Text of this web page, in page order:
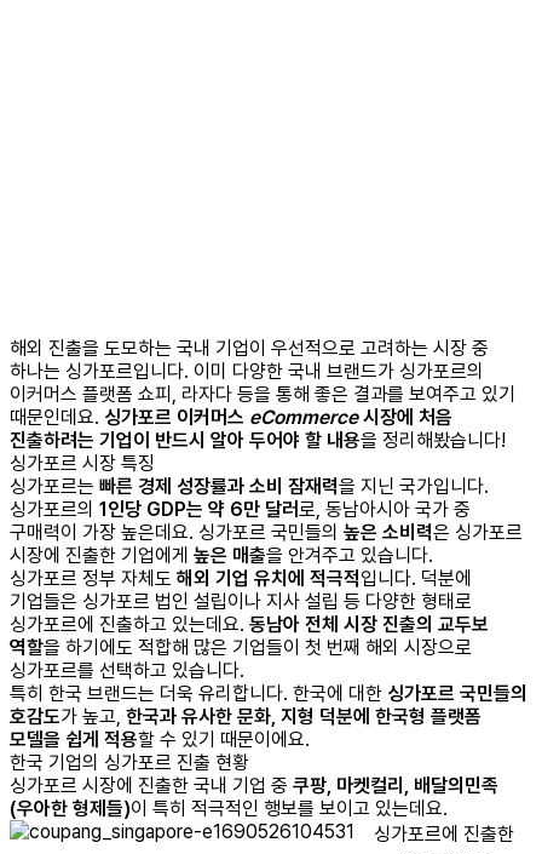
해외 진출을 도모하는 국내 기업이 우선적으로 고려하는 시장 중
하나는 싱가포르입니다. 이미 다양한 국내 브랜드가 싱가포르의
이커머스 플랫폼 쇼피, 라자다 등을 통해 좋은 결과를 보여주고 있기
때문인데요. 싱가포르 이커머스 eCommerce시장에 처음
진출하려는 기업이 반드시 알아 두어야 할 내용을 정리해봤습니다!
싱가포르 시장 특징
싱가포르는 빠른 경제 성장률과 소비 잠재력을 지닌 국가입니다.
싱가포르의 1인당 GDP는 약 6만 달러로, 동남아시아 국가 중
구매력이 가장 높은데요. 싱가포르 국민들의 높은 소비력은 싱가포르
시장에 진출한 기업에게 높은 매출을 안겨주고 있습니다.
싱가포르 정부 자체도 해외 기업 유치에 적극적입니다. 덕분에
기업들은 싱가포르 법인 설립이나 지사 설립 등 다양한 형태로
싱가포르에 진출하고 있는데요. 동남아 전체 시장 진출의 교두보
역할을 하기에도 적합해 많은 기업들이 첫 번째 해외 시장으로
싱가포르를 선택하고 있습니다.
특히 한국 브랜드는 더욱 유리합니다. 한국에 대한 싱가포르 국민들의
호감도가 높고, 한국과 유사한 문화, 지형 덕분에 한국형 플랫폼
모델을 쉽게 적용할 수 있기 때문이에요.
한국 기업의 싱가포르 진출 현황
싱가포르 시장에 진출한 국내 기업 중 쿠팡, 마켓컬리, 배달의민족
(우아한 형제들)이 특히 적극적인 행보를 보이고 있는데요.
싱가포르에 진출한